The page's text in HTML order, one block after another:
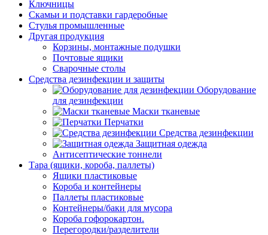
Ключницы
Скамьи и подставки гардеробные
Стулья промышленные
Другая продукция
Корзины, монтажные подушки
Почтовые ящики
Сварочные столы
Средства дезинфекции и защиты
Оборудование
для дезинфекции
Маски тканевые
Перчатки
Средства дезинфекции
Защитная одежда
Антисептические тоннели
Тара (ящики, короба, паллеты)
Ящики пластиковые
Короба и контейнеры
Паллеты пластиковые
Контейнеры/баки для мусора
Короба гофорокартон.
Перегородки/разделители